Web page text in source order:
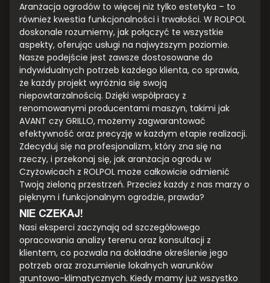
Aranżacja ogrodów to więcej niż tylko estetyka – to
również kwestia funkcjonalności i trwałości. W ROLPOL
doskonale rozumiemy, jak połączyć te wszystkie
aspekty, oferując usługi na najwyższym poziomie.
Nasze podejście jest zawsze dostosowane do
indywidualnych potrzeb każdego klienta, co sprawia,
że każdy projekt wyróżnia się swoją
niepowtarzalnością. Dzięki współpracy z
renomowanymi producentami maszyn, takimi jak
AVANT czy GRILLO, możemy zagwarantować
efektywność oraz precyzję w każdym etapie realizacji.
Zdecyduj się na profesjonalizm, który zna się na
rzeczy, i przekonaj się, jak aranżacja ogrodu w
Czyżowicach z ROLPOL może całkowicie odmienić
Twoją zieloną przestrzeń. Przecież każdy z nas marzy o
pięknym i funkcjonalnym ogrodzie, prawda?
NIE CZEKAJ!
Nasi eksperci zaczynają od szczegółowego
opracowania analizy terenu oraz konsultacji z
klientem, co pozwala na dokładne określenie jego
potrzeb oraz zrozumienie lokalnych warunków
gruntowo-klimatycznych. Kiedy mamy już wszystko